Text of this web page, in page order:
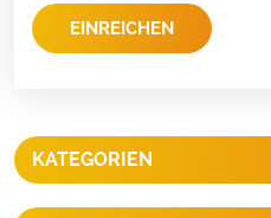
EINREICHEN
KATEGORIEN